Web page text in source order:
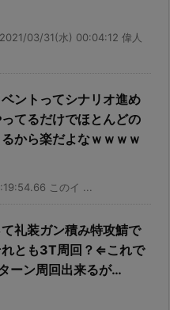
03/31(水) 00:04:12 偉人
ベントってシナリオ進め
てるだけでほとんどの
から楽だよなｗｗｗｗ
このイ ...
て礼装ガン積み特攻鯖で
れとも3T周回？⇐これで
ーン周回出来るが…